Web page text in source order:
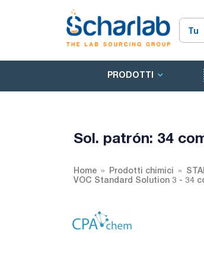
PRODOTTI
Sol. patrón: 34
Home Prodotti chimici
VOC Standard Solution 3 - 34